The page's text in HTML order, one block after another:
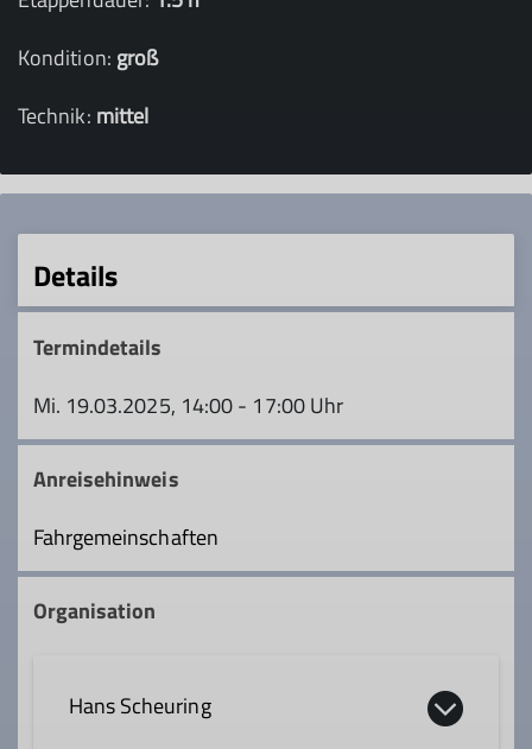
Kondition: groß
Technik: mittel
Details
Termindetails
Mi. 19.03.2025, 14:00 - 17:00 Uhr
Anreisehinweis
Fahrgemeinschaften
Organisation
Hans Scheuring